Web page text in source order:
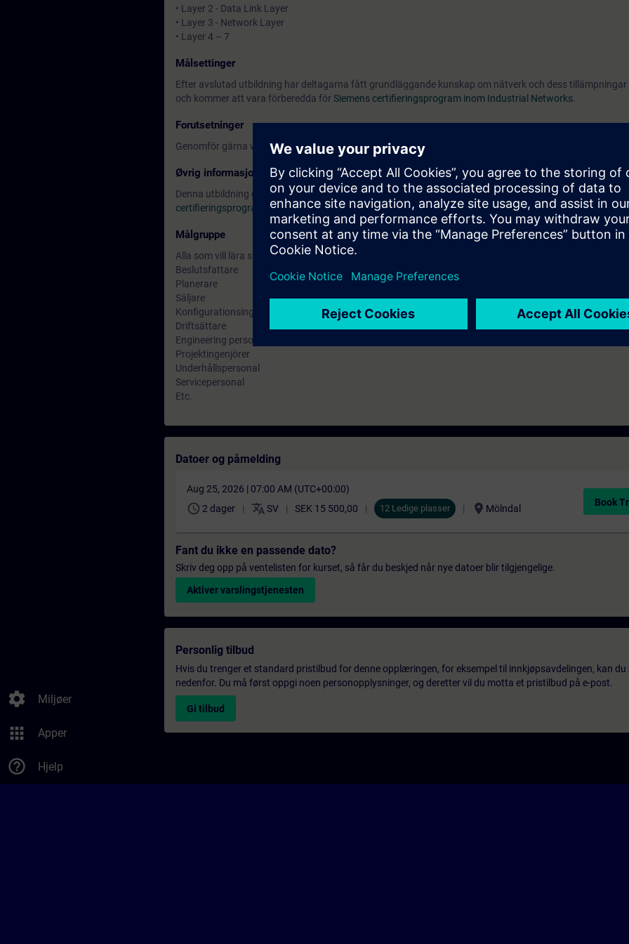
settings Miljøer
apps Apper
help_outline Hjelp
• Layer 2 - Data Link Layer
• Layer 3 - Network Layer
• Layer 4 – 7
Målsettinger
Efter avslutad utbildning har deltagarna fått grundläggande kunskap om nätverk och dess
och kommer att vara förberedda förSiemens certifieringsprogram inom Industrial Networks
Forutsetninger
Genomför gärna webbutbildningenData communication for Industrial Ethernet
Øvrig informasjon
Denna utbildning ger en bra grund och är en rekommendation inför certifieringsutbildningarna inom
certifieringsprogram inom Industrial Networks.
Målgruppe
Alla som vill lära sig mer om nätverk och OSI-referensmodellen och dess olika lager. Exempelvis:
Beslutsfattare
Planerare
Säljare
Konfigurationsingenjörer
Driftsättare
Engineering personal
Projektingenjörer
Underhållspersonal
Servicepersonal
Etc.
Datoer og påmelding
Aug 25, 2026 | 07:00 AM (UTC+00:00)
schedule 2 dager translate SV SEK 15 500,00 12 Ledige plasser location_on Mölndal
Book
Fant du ikke en passende dato?
Skriv deg opp på ventelisten for kurset, så får du beskjed når nye datoer blir tilgjengelige.
Aktiver varslingstjenesten
Personlig tilbud
Hvis du trenger et standard pristilbud for denne opplæringen, for eksempel til innkjøpsavdelingen, kan du
nedenfor. Du må først oppgi noen personopplysninger, og deretter vil du motta et pristilbud på e-post.
Gi tilbud